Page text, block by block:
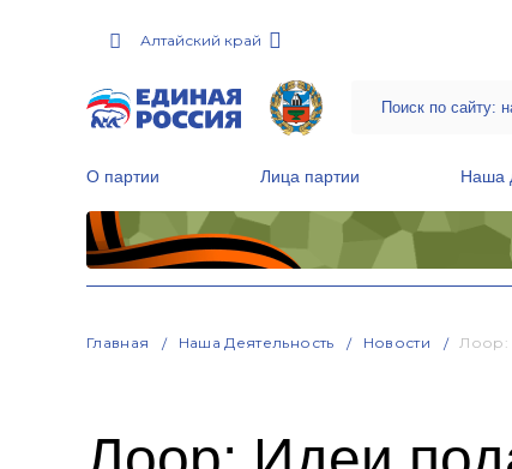
Алтайский край
О партии Лица партии Наша
Главная Наша Деятельность Новости Лоор: